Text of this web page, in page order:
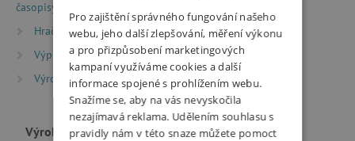
časopisy
Hračky dle typu
Knihy
Knížky pro nejmenší
Výprodej %
Výprodej -20 %
Výrobci
Svojtka&Co.
Výrobce Svojtka&Co.
Pro zajištění správného fungování našeho
webu, jeho další zlepšování, měření výkonu
a pro přizpůsobení marketingových
kampaní využíváme cookies a další
informace spojené s prohlížením webu.
Snažíme se, aby na vás nevyskočila
nezajímavá reklama. Udělením souhlasu s
pravidly nám v této snaze můžete pomoct